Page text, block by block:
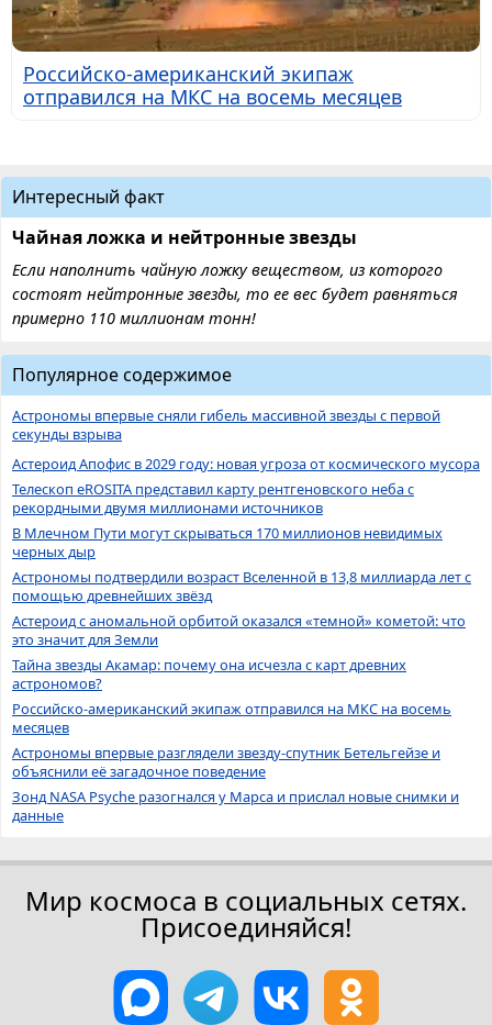
Российско-американский экипаж
отправился на МКС на восемь месяцев
Интересный факт
Чайная ложка и нейтронные звезды
Если наполнить чайную ложку веществом, из которого
состоят нейтронные звезды, то ее вес будет равняться
примерно 110 миллионам тонн!
Популярное содержимое
Астрономы впервые сняли гибель массивной звезды с первой
секунды взрыва
Астероид Апофис в 2029 году: новая угроза от космического мусора
Телескоп eROSITA представил карту рентгеновского неба с
рекордными двумя миллионами источников
В Млечном Пути могут скрываться 170 миллионов невидимых
черных дыр
Астрономы подтвердили возраст Вселенной в 13,8 миллиарда лет с
помощью древнейших звёзд
Астероид с аномальной орбитой оказался «темной» кометой: что
это значит для Земли
Тайна звезды Акамар: почему она исчезла с карт древних
астрономов?
Российско-американский экипаж отправился на МКС на восемь
месяцев
Астрономы впервые разглядели звезду-спутник Бетельгейзе и
объяснили её загадочное поведение
Зонд NASA Psyche разогнался у Марса и прислал новые снимки и
данные
Мир космоса в социальных сетях.
Присоединяйся!